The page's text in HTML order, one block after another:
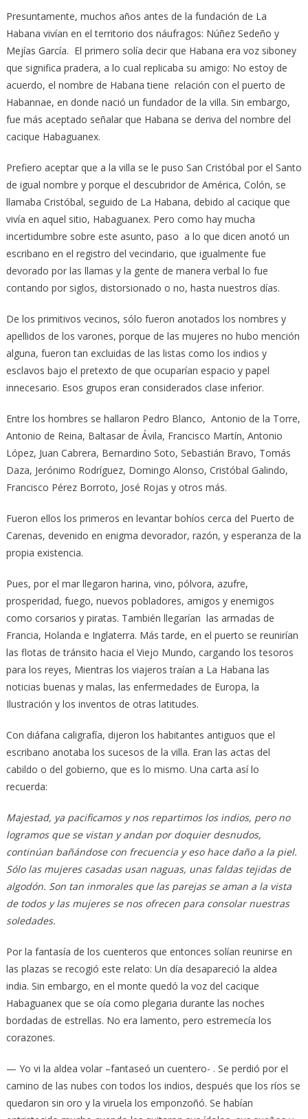
Presuntamente, muchos años antes de la fundación de La
Habana vivían en el territorio dos náufragos: Núñez Sedeño y
Mejías García. El primero solía decir que Habana era voz siboney
que significa pradera, a lo cual replicaba su amigo: No estoy de
acuerdo, el nombre de Habana tiene relación con el puerto de
Habannae, en donde nació un fundador de la villa. Sin embargo,
fue más aceptado señalar que Habana se deriva del nombre del
cacique Habaguanex.
Prefiero aceptar que a la villa se le puso San Cristóbal por el Santo
de igual nombre y porque el descubridor de América, Colón, se
llamaba Cristóbal, seguido de La Habana, debido al cacique que
vivía en aquel sitio, Habaguanex. Pero como hay mucha
incertidumbre sobre este asunto, paso a lo que dicen anotó un
escribano en el registro del vecindario, que igualmente fue
devorado por las llamas y la gente de manera verbal lo fue
contando por siglos, distorsionado o no, hasta nuestros días.
De los primitivos vecinos, sólo fueron anotados los nombres y
apellidos de los varones, porque de las mujeres no hubo mención
alguna, fueron tan excluidas de las listas como los indios y
esclavos bajo el pretexto de que ocuparían espacio y papel
innecesario. Esos grupos eran considerados clase inferior.
Entre los hombres se hallaron Pedro Blanco, Antonio de la Torre,
Antonio de Reina, Baltasar de Ávila, Francisco Martín, Antonio
López, Juan Cabrera, Bernardino Soto, Sebastián Bravo, Tomás
Daza, Jerónimo Rodríguez, Domingo Alonso, Cristóbal Galindo,
Francisco Pérez Borroto, José Rojas y otros más.
Fueron ellos los primeros en levantar bohíos cerca del Puerto de
Carenas, devenido en enigma devorador, razón, y esperanza de la
propia existencia.
Pues, por el mar llegaron harina, vino, pólvora, azufre,
prosperidad, fuego, nuevos pobladores, amigos y enemigos
como corsarios y piratas. También llegarían las armadas de
Francia, Holanda e Inglaterra. Más tarde, en el puerto se reunirían
las flotas de tránsito hacia el Viejo Mundo, cargando los tesoros
para los reyes, Mientras los viajeros traían a La Habana las
noticias buenas y malas, las enfermedades de Europa, la
Ilustración y los inventos de otras latitudes.
Con diáfana caligrafía, dijeron los habitantes antiguos que el
escribano anotaba los sucesos de la villa. Eran las actas del
cabildo o del gobierno, que es lo mismo. Una carta así lo
recuerda:
Majestad, ya pacificamos y nos repartimos los indios, pero no
logramos que se vistan y andan por doquier desnudos,
continúan bañándose con frecuencia y eso hace daño a la piel.
Sólo las mujeres casadas usan naguas, unas faldas tejidas de
algodón. Son tan inmorales que las parejas se aman a la vista
de todos y las mujeres se nos ofrecen para consolar nuestras
soledades.
Por la fantasía de los cuenteros que entonces solían reunirse en
las plazas se recogió este relato: Un día desapareció la aldea
india. Sin embargo, en el monte quedó la voz del cacique
Habaguanex que se oía como plegaria durante las noches
bordadas de estrellas. No era lamento, pero estremecía los
corazones.
— Yo vi la aldea volar –fantaseó un cuentero- . Se perdió por el
camino de las nubes con todos los indios, después que los ríos se
quedaron sin oro y la viruela los emponzoñó. Se habían